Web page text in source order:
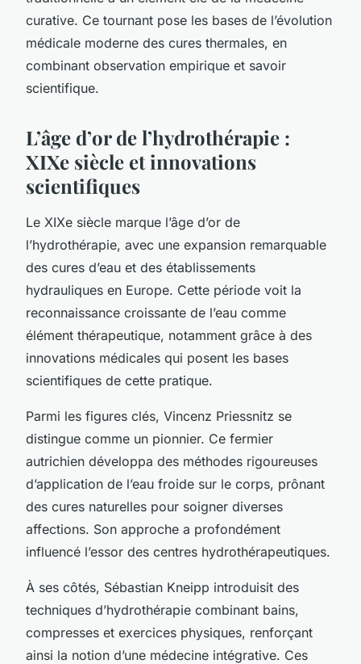
curative. Ce tournant pose les bases de l’évolution
médicale moderne des cures thermales, en
combinant observation empirique et savoir
scientifique.
L’âge d’or de l’hydrothérapie :
XIXe siècle et innovations
scientifiques
Le XIXe siècle marque l’âge d’or de
l’hydrothérapie, avec une expansion remarquable
des cures d’eau et des établissements
hydrauliques en Europe. Cette période voit la
reconnaissance croissante de l’eau comme
élément thérapeutique, notamment grâce à des
innovations médicales qui posent les bases
scientifiques de cette pratique.
Parmi les figures clés, Vincenz Priessnitz se
distingue comme un pionnier. Ce fermier
autrichien développa des méthodes rigoureuses
d’application de l’eau froide sur le corps, prônant
des cures naturelles pour soigner diverses
affections. Son approche a profondément
influencé l’essor des centres hydrothérapeutiques.
À ses côtés, Sébastian Kneipp introduisit des
techniques d’hydrothérapie combinant bains,
compresses et exercices physiques, renforçant
ainsi la notion d’une médecine intégrative. Ces